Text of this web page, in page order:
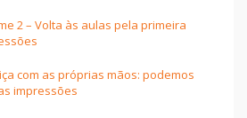
2 – Volta às aulas pela primeira
com as próprias mãos: podemos
impressões